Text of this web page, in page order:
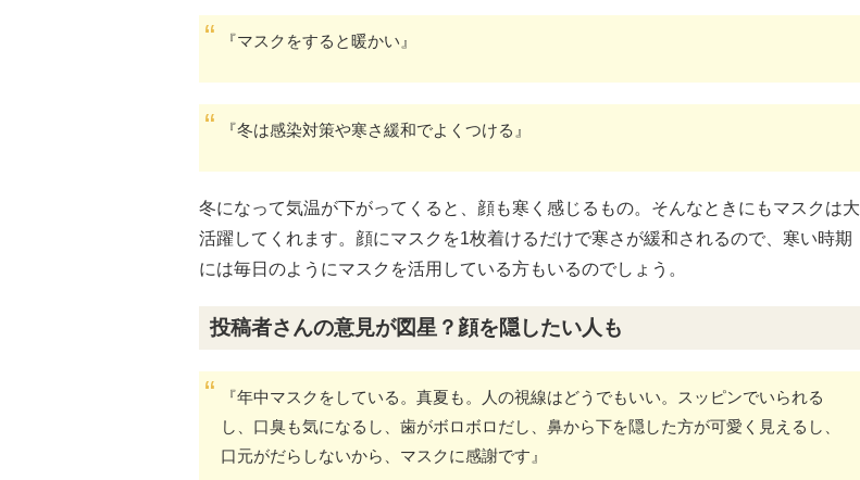
『マスクをすると暖かい』
『冬は感染対策や寒さ緩和でよくつける』
冬になって気温が下がってくると、顔も寒く感じるもの。そんなときにもマスクは大
活躍してくれます。顔にマスクを1枚着けるだけで寒さが緩和されるので、寒い時期
には毎日のようにマスクを活用している方もいるのでしょう。
投稿者さんの意見が図星？顔を隠したい人も
『年中マスクをしている。真夏も。人の視線はどうでもいい。スッピンでいられる
し、口臭も気になるし、歯がボロボロだし、鼻から下を隠した方が可愛く見えるし、
口元がだらしないから、マスクに感謝です』